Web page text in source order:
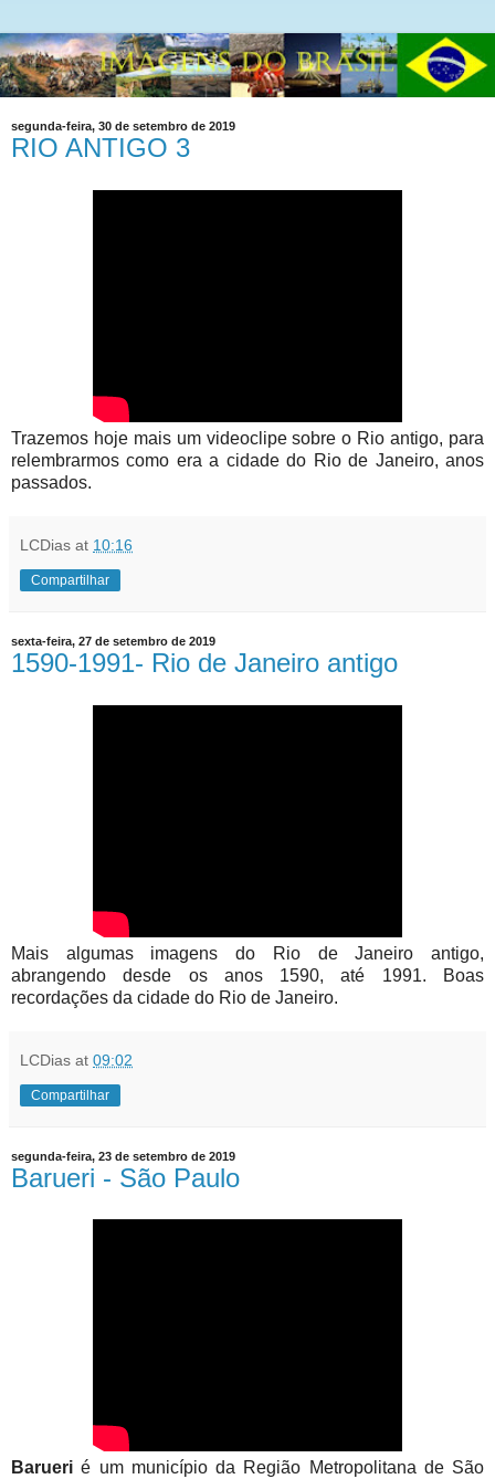
segunda-feira, 30 de setembro de 2019
RIO ANTIGO 3
Trazemos hoje mais um videoclipe sobre o Rio antigo, para
relembrarmos como era a cidade do Rio de Janeiro, anos
passados.
LCDias at 10:16
Compartilhar
sexta-feira, 27 de setembro de 2019
1590-1991- Rio de Janeiro antigo
Mais algumas imagens do Rio de Janeiro antigo,
abrangendo desde os anos 1590, até 1991. Boas
recordações da cidade do Rio de Janeiro.
LCDias at 09:02
Compartilhar
segunda-feira, 23 de setembro de 2019
Barueri - São Paulo
Barueri é um município da Região Metropolitana de São